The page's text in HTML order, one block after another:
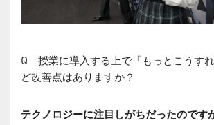
Q 授業に導入する上で「もっとこうす
ど改善点はありますか？
テクノロジーに注目しがちだったのです